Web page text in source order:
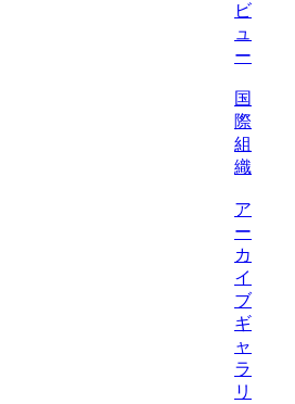
ビ
ュ
ー
国
際
組
織
ア
ー
カ
イ
ブ
ギ
ャ
ラ
リ